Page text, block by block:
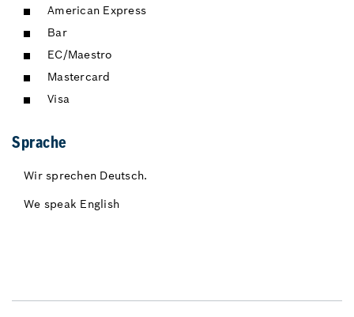
American Express
Bar
EC/Maestro
Mastercard
Visa
Sprache
Wir sprechen Deutsch.
We speak English